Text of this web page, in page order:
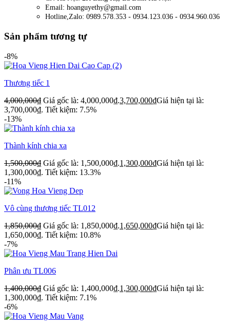
Email: hoanguyethy@gmail.com
Hotline,Zalo: 0989.578.353 - 0934.123.036 - 0934.960.036
Sản phẩm tương tự
-8%
Thương tiếc 1
4,000,000₫ Giá gốc là: 4,000,000₫.3,700,000₫Giá hiện tại là:
3,700,000₫. Tiết kiệm: 7.5%
-13%
Thành kính chia xa
1,500,000₫ Giá gốc là: 1,500,000₫.1,300,000₫Giá hiện tại là:
1,300,000₫. Tiết kiệm: 13.3%
-11%
Vô cùng thương tiếc TL012
1,850,000₫ Giá gốc là: 1,850,000₫.1,650,000₫Giá hiện tại là:
1,650,000₫. Tiết kiệm: 10.8%
-7%
Phân ưu TL006
1,400,000₫ Giá gốc là: 1,400,000₫.1,300,000₫Giá hiện tại là:
1,300,000₫. Tiết kiệm: 7.1%
-6%